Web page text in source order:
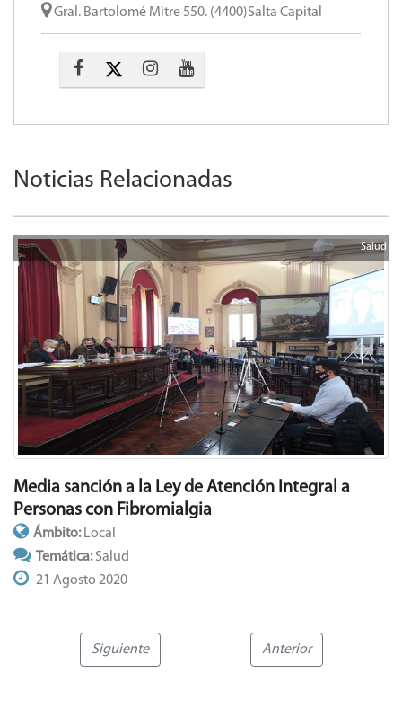
Gral. Bartolomé Mitre 550. (4400)Salta Capital
Noticias Relacionadas
Salud
Media sanción a la Ley de Atención Integral a
Personas con Fibromialgia
Ámbito: Local
Temática:Salud
21 Agosto 2020
Siguiente Anterior